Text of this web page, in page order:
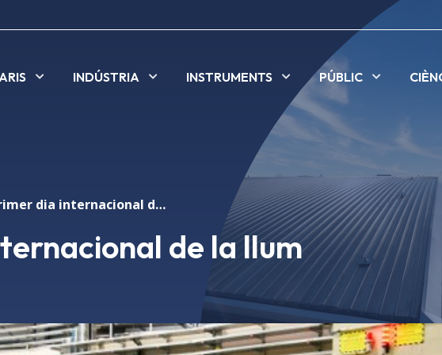
INDÚSTRIA INSTRUMENTS PÚBLIC
Primer dia internacional de la llum
de la llum